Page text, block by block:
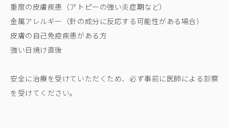
重度の皮膚疾患（アトピーの強い炎症期など）
金属アレルギー（針の成分に反応する可能性がある場合）
皮膚の自己免疫疾患がある方
強い日焼け直後
安全に治療を受けていただくため、必ず事前に医師による診察
を受けてください。